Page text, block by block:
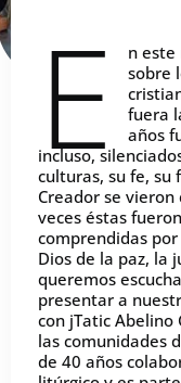
E
n
sobre
fuera
años
incluso,
culturas, su fe, su
Creador se vieron
veces éstas
comprendidas
Dios de la paz, la
queremos
presentar a
con jTatic Abelino
las comunidades
de 40 años